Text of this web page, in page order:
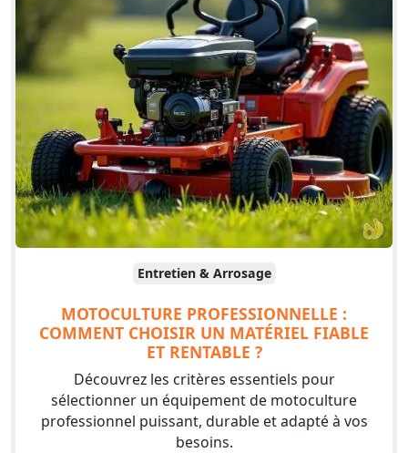
Entretien & Arrosage
MOTOCULTURE PROFESSIONNELLE :
COMMENT CHOISIR UN MATÉRIEL FIABLE
ET RENTABLE ?
Découvrez les critères essentiels pour
sélectionner un équipement de motoculture
professionnel puissant, durable et adapté à vos
besoins.